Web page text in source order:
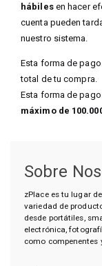
hábilesen hacer
cuenta pueden
nuestro sistema.
Esta forma de
total de tu compra.
Esta forma de
máximo de
Sobre
zPlace es tu lugar
variedad de
desde portátiles,
electrónica,
como compenentes